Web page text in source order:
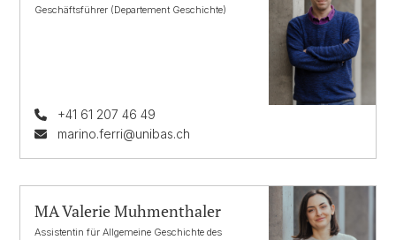
Geschäftsführer (Departement Geschichte)
+41 61 207 46 49
marino.ferri@unibas.ch
MA Valerie Muhmenthaler
Assistentin für Allgemeine Geschichte des